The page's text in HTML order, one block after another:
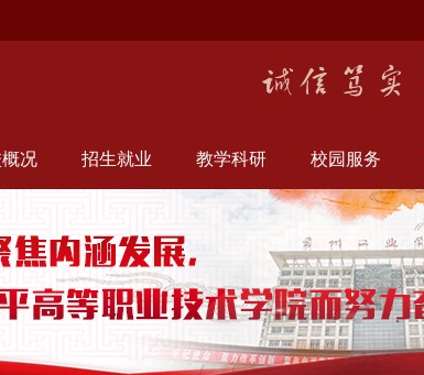
况 招生就业 教学科研 校园服务